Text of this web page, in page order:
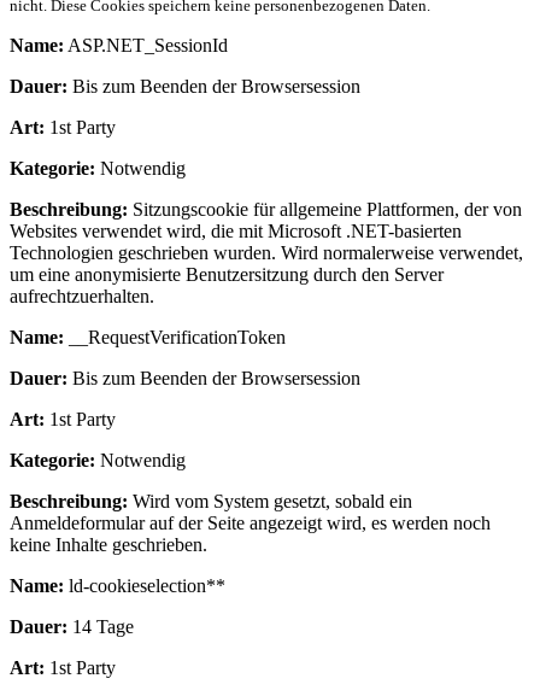
nicht. Diese Cookies speichern keine personenbezogenen Daten.
Name: ASP.NET_SessionId
Dauer: Bis zum Beenden der Browsersession
Art: 1st Party
Kategorie: Notwendig
Beschreibung: Sitzungscookie für allgemeine Plattformen, der von
Websites verwendet wird, die mit Microsoft .NET-basierten
Technologien geschrieben wurden. Wird normalerweise verwendet,
um eine anonymisierte Benutzersitzung durch den Server
aufrechtzuerhalten.
Name: __RequestVerificationToken
Dauer: Bis zum Beenden der Browsersession
Art: 1st Party
Kategorie: Notwendig
Beschreibung: Wird vom System gesetzt, sobald ein
Anmeldeformular auf der Seite angezeigt wird, es werden noch
keine Inhalte geschrieben.
Name: ld-cookieselection**
Dauer: 14 Tage
Art: 1st Party